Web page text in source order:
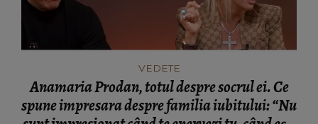
VEDETE
Anamaria Prodan, totul despre socrul ei. Ce
spune impresara despre familia iubitului: “Nu